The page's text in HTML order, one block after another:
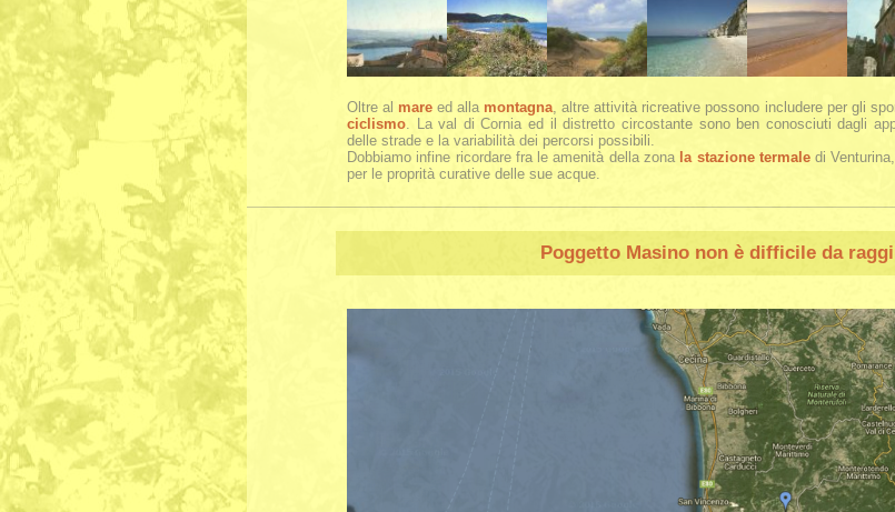
Oltre al mare ed alla montagna , altre attività ricreative possono includere per gli
ciclismo . La val di Cornia ed il distretto circostante sono ben conosciuti dagli
delle strade e la variabilità dei percorsi possibili.
Dobbiamo infine ricordare fra le amenità della zona la stazione termaledi
per le proprità curative delle sue acque.
Poggetto Masinonon è difficile da